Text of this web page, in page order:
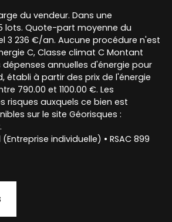
du vendeur. Dans une
lots. Quote-part moyenne du
3 236 €/an. Aucune procédure n'est
C, Classe climat C Montant
annuelles d'énergie pour
établi à partir des prix de l'énergie
790.00 et 1100.00 €. Les
risques auxquels ce bien est
sur le site Géorisques :
individuelle) • RSAC 899